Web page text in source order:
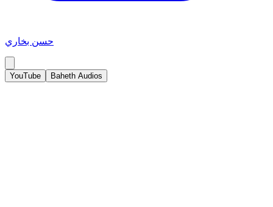
حسن بخاري
YouTube Baheth Audios